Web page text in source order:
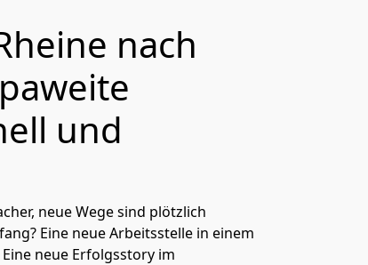
nach
und
neue Wege sind plötzlich
Eine neue Arbeitsstelle in einem
Eine neue Erfolgsstory im